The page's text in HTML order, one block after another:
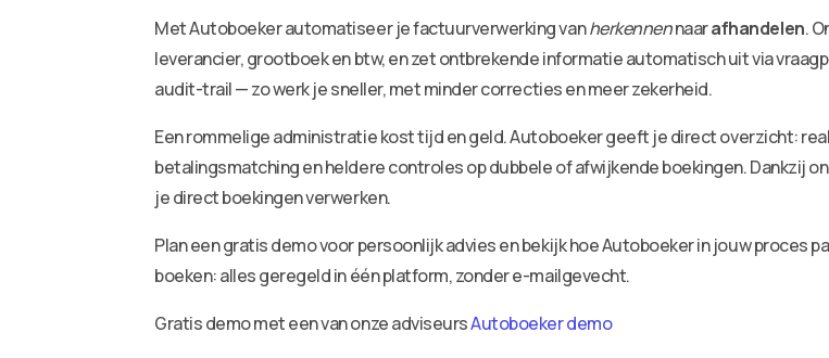
Met Autoboeker automatiseer je factuurverwerking vanherkennennaarafhandelen.
leverancier, grootboek en btw, en zet ontbrekende informatie automatisch uit via
audit-trail — zo werk je sneller, met minder correcties en meer zekerheid.
Een rommelige administratie kost tijd en geld. Autoboeker geeft je direct overzicht:
betalingsmatching en heldere controles op dubbele of afwijkende boekingen. Dankzij
je direct boekingen verwerken.
Plan een gratis demo voor persoonlijk advies en bekijk hoe Autoboeker in jouw proces
boeken: alles geregeld in één platform, zonder e-mailgevecht.
Gratis demo met een van onze adviseursAutoboeker demo